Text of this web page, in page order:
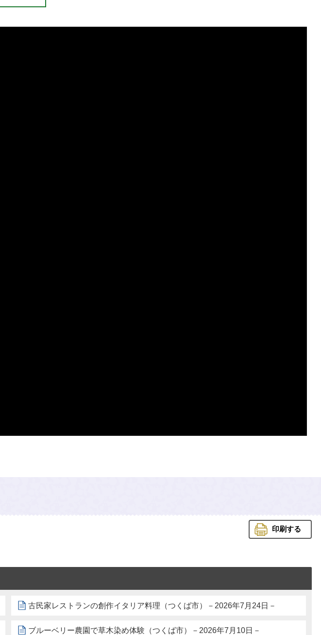
印刷する
古民家レストランの創作イタリア料理（つくば市）－2026年7月24日－
ブルーベリー農園で草木染め体験（つくば市）－2026年7月10日－